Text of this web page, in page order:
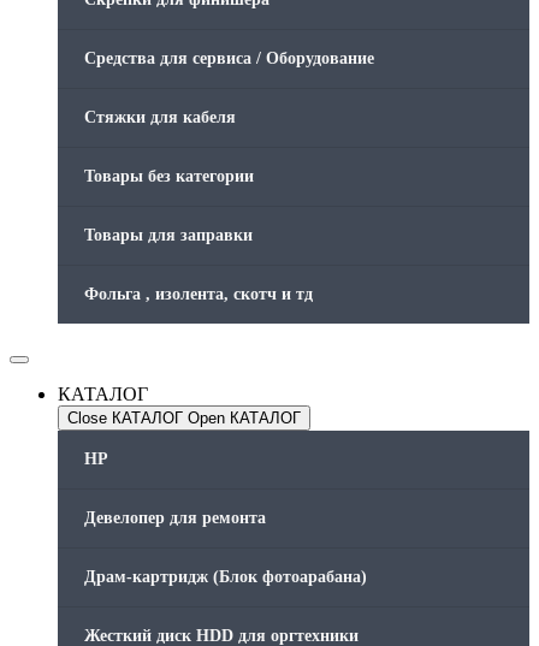
Средства для сервиса / Оборудование
Стяжки для кабеля
Товары без категории
Товары для заправки
Фольга , изолента, скотч и тд
КАТАЛОГ
Close КАТАЛОГ Open КАТАЛОГ
HP
Девелопер для ремонта
Драм-картридж (Блок фотоарабана)
Жесткий диск HDD для оргтехники